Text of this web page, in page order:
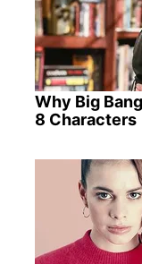
Why Big
8 Characters